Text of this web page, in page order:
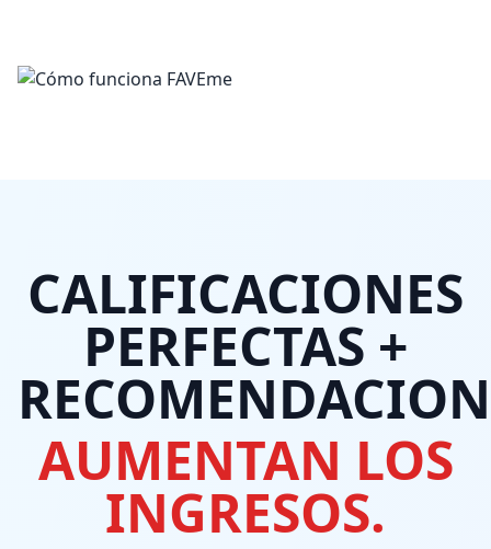
CALIFICACIONES
PERFECTAS +
AUMENTAN LOS
INGRESOS.